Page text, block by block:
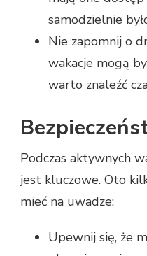
samodzielnie
Nie zapomnij o
wakacje mogą
warto znaleźć
Podczas aktywnych
jest kluczowe. Oto
mieć na uwadze:
Upewnij się, że